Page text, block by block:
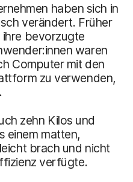
haben sich in
verändert. Früher
bevorzugte
waren
Computer mit den
zu verwenden,
zehn Kilos und
einem matten,
brach und nicht
verfügte.